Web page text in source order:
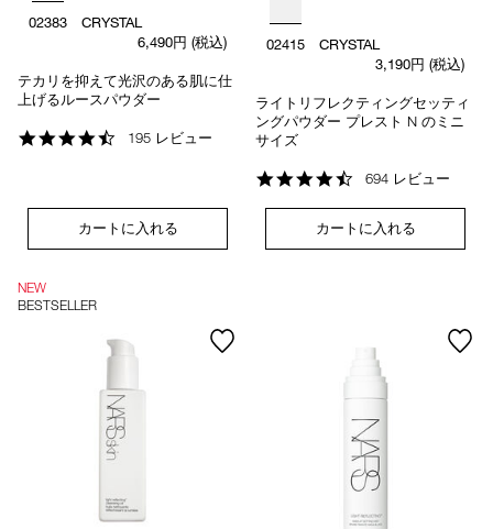
02383 CRYSTAL
6,490円 (税込)
テカリを抑えて光沢のある肌に仕
上げるルースパウダー
4.4
195 レビュー
カートに入れる
02415 CRYSTAL
3,190円 (税込)
ライトリフレクティングセッティ
ングパウダー プレスト N のミニ
サイズ
4.6
rating
694 レビュー
カートに入れる
NEW
BESTSELLER